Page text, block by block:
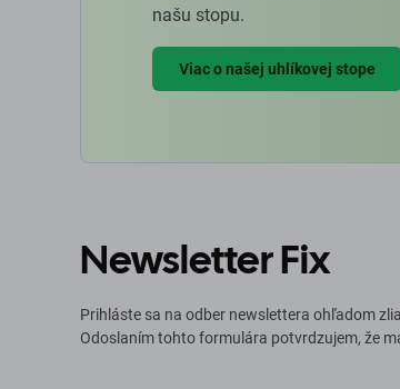
našu stopu.
Viac o našej uhlíkovej stope
Newsletter Fix
Prihláste sa na odber newslettera ohľadom
Odoslaním tohto formulára potvrdzujem, že